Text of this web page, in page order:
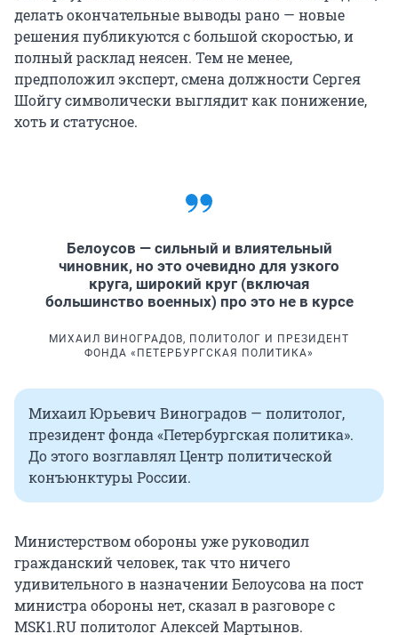
делать окончательные выводы рано — новые
решения публикуются с большой скоростью, и
полный расклад неясен. Тем не менее,
предположил эксперт, смена должности Сергея
Шойгу символически выглядит как понижение,
хоть и статусное.
Белоусов — сильный и влиятельный
чиновник, но это очевидно для узкого
круга, широкий круг (включая
большинство военных) про это не в курсе
МИХАИЛ ВИНОГРАДОВ, ПОЛИТОЛОГ И ПРЕЗИДЕНТ
ФОНДА «ПЕТЕРБУРГСКАЯ ПОЛИТИКА»
Михаил Юрьевич Виноградов — политолог,
президент фонда «Петербургская политика».
До этого возглавлял Центр политической
конъюнктуры России.
Министерством обороны уже руководил
гражданский человек, так что ничего
удивительного в назначении Белоусова на пост
министра обороны нет, сказал в разговоре с
MSK1.RU политолог Алексей Мартынов.